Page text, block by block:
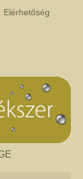
Elérhetőség